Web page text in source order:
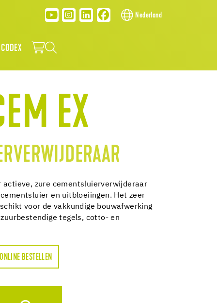
Nederland
EX
actieve, zure cementsluierverwijderaar
en uitbloeiingen. Het zeer
voor de vakkundige bouwafwerking
tegels, cotto- en
ONLINE BESTELLEN